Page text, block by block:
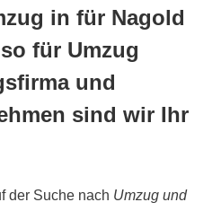
in für Nagold
für Umzug
und
sind wir Ihr
der Suche nach Umzug und